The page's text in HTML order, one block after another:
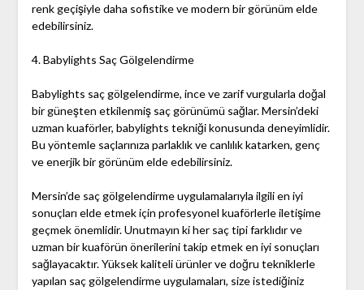
renk geçişiyle daha sofistike ve modern bir görünüm elde
edebilirsiniz.
4. Babylights Saç Gölgelendirme
Babylights saç gölgelendirme, ince ve zarif vurgularla doğal
bir güneşten etkilenmiş saç görünümü sağlar. Mersin’deki
uzman kuaförler, babylights tekniği konusunda deneyimlidir.
Bu yöntemle saçlarınıza parlaklık ve canlılık katarken, genç
ve enerjik bir görünüm elde edebilirsiniz.
Mersin’de saç gölgelendirme uygulamalarıyla ilgili en iyi
sonuçları elde etmek için profesyonel kuaförlerle iletişime
geçmek önemlidir. Unutmayın ki her saç tipi farklıdır ve
uzman bir kuaförün önerilerini takip etmek en iyi sonuçları
sağlayacaktır. Yüksek kaliteli ürünler ve doğru tekniklerle
yapılan saç gölgelendirme uygulamaları, size istediğiniz